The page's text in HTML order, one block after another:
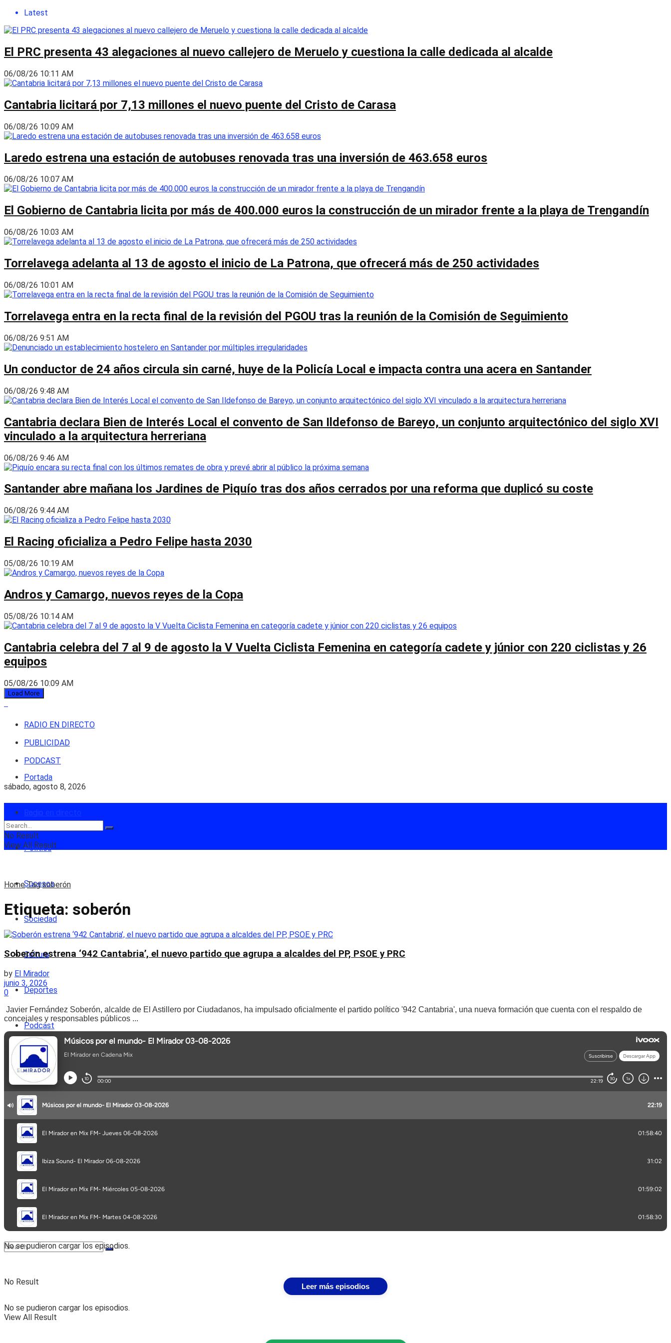
Latest
El PRC presenta 43 alegaciones al nuevo callejero de Meruelo y cuestiona la calle dedicada al alcalde
06/08/26 10:11 AM
Cantabria licitará por 7,13 millones el nuevo puente del Cristo de Carasa
06/08/26 10:09 AM
Laredo estrena una estación de autobuses renovada tras una inversión de 463.658 euros
06/08/26 10:07 AM
El Gobierno de Cantabria licita por más de 400.000 euros la construcción de un mirador frente a la playa de Trengandín
06/08/26 10:03 AM
Torrelavega adelanta al 13 de agosto el inicio de La Patrona, que ofrecerá más de 250 actividades
06/08/26 10:01 AM
Torrelavega entra en la recta final de la revisión del PGOU tras la reunión de la Comisión de Seguimiento
06/08/26 9:51 AM
Un conductor de 24 años circula sin carné, huye de la Policía Local e impacta contra una acera en Santander
06/08/26 9:48 AM
Cantabria declara Bien de Interés Local el convento de San Ildefonso de Bareyo, un conjunto arquitectónico del siglo XVI
vinculado a la arquitectura herreriana
06/08/26 9:46 AM
Santander abre mañana los Jardines de Piquío tras dos años cerrados por una reforma que duplicó su coste
06/08/26 9:44 AM
El Racing oficializa a Pedro Felipe hasta 2030
05/08/26 10:19 AM
Andros y Camargo, nuevos reyes de la Copa
05/08/26 10:14 AM
Cantabria celebra del 7 al 9 de agosto la V Vuelta Ciclista Femenina en categoría cadete y júnior con 220 ciclistas y 26
equipos
05/08/26 10:09 AM
Load More
RADIO EN DIRECTO
PUBLICIDAD
PODCAST
sábado, agosto 8, 2026
Portada
Política
Sucesos
Sociedad
Cultura
Deportes
Podcast
Entrevistas
Programa completo
No Result
View All Result
No Result
View All Result
Home Tag soberón
Etiqueta: soberón
Soberón estrena ‘942 Cantabria’, el nuevo partido que agrupa a alcaldes del PP, PSOE y PRC
by El Mirador
junio 3, 2026
0
Javier Fernández Soberón, alcalde de El Astillero por Ciudadanos, ha impulsado oficialmente el partido político '942 Cantabria', una nueva formación que cuenta con el respaldo de
concejales y responsables públicos ...
No se pudieron cargar los episodios.
Leer más episodios
No se pudieron cargar los episodios.